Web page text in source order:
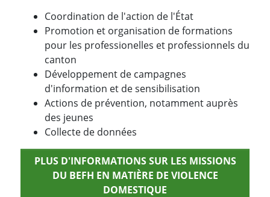
Coordination de l'action de l'État
Promotion et organisation de formations
pour les professionelles et professionnels du
canton
Développement de campagnes
d'information et de sensibilisation
Actions de prévention, notamment auprès
des jeunes
Collecte de données
PLUS D'INFORMATIONS SUR LES MISSIONS
DU BEFH EN MATIÈRE DE VIOLENCE
DOMESTIQUE